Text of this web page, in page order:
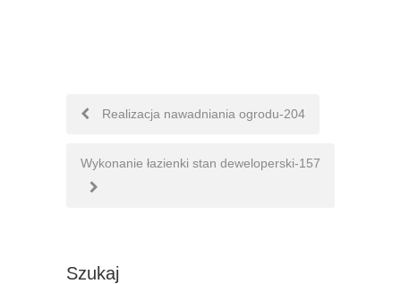
Nawigacja
postów
Realizacja nawadniania ogrodu-204
Wykonanie łazienki stan deweloperski-157
Szukaj